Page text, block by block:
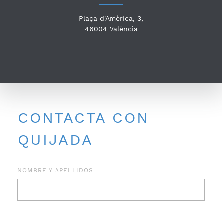
Plaça d'Amèrica, 3,
46004 València
CONTACTA CON
QUIJADA
NOMBRE Y APELLIDOS